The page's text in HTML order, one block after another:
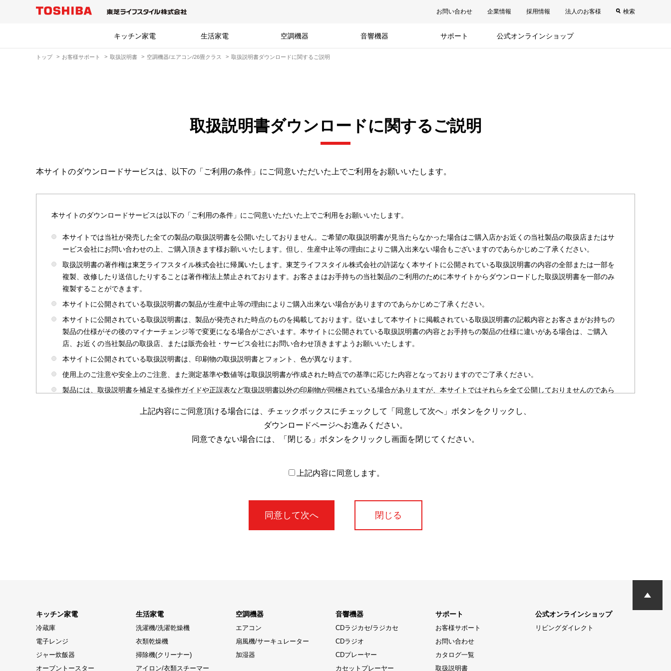
お問い合わせ 企業情報 採用情報 法人のお客様 検索
キッチン家電 生活家電 空調機器 音響機器 サポート 公式オンラインショップ
トップ お客様サポート 取扱説明書 空調機器/エアコン/26畳クラス 取扱説明書ダウンロードに関するご説明
取扱説明書ダウンロードに関するご説明
本サイトのダウンロードサービスは、以下の「ご利用の条件」にご同意いただいた上でご利用をお願いいたします。
本サイトのダウンロードサービスは以下の「ご利用の条件」にご同意いただいた上でご利用をお願いいたします。
本サイトでは当社が発売した全ての製品の取扱説明書を公開いたしておりません。ご希望の取扱説明書が見当たらなかった場合はご購入店かお近くの当社製品の取扱店またはサ
ービス会社にお問い合わせの上、ご購入頂きます様お願いいたします。但し、生産中止等の理由によりご購入出来ない場合もございますのであらかじめご了承ください。
取扱説明書の著作権は東芝ライフスタイル株式会社に帰属いたします。東芝ライフスタイル株式会社の許諾なく本サイトに公開されている取扱説明書の内容の全部または一部を
複製、改修したり送信したりすることは著作権法上禁止されております。お客さまはお手持ちの当社製品のご利用のために本サイトからダウンロードした取扱説明書を一部のみ
複製することができます。
本サイトに公開されている取扱説明書の製品が生産中止等の理由によりご購入出来ない場合がありますのであらかじめご了承ください。
本サイトに公開されている取扱説明書は、製品が発売された時点のものを掲載しております。従いまして本サイトに掲載されている取扱説明書の記載内容とお客さまがお持ちの
製品の仕様がその後のマイナーチェンジ等で変更になる場合がございます。本サイトに公開されている取扱説明書の内容とお手持ちの製品の仕様に違いがある場合は、ご購入
店、お近くの当社製品の取扱店、または販売会社・サービス会社にお問い合わせ頂きますようお願いいたします。
本サイトに公開されている取扱説明書は、印刷物の取扱説明書とフォント、色が異なります。
使用上のご注意や安全上のご注意、また測定基準や数値等は取扱説明書が作成された時点での基準に応じた内容となっておりますのでご了承ください。
製品には、取扱説明書を補足する操作ガイドや正誤表など取扱説明書以外の印刷物が同梱されている場合がありますが、本サイトではそれらを全て公開しておりませんのであら
本サイトのサービスは予告なく中止または内容を変更する場合がございますのであらかじめご了承ください。
場合がありますのであらかじめご了承ください。
上記内容にご同意頂ける場合には、チェックボックスにチェックして「同意して次へ」ボタンをクリックし、
ダウンロードページへお進みください。
同意できない場合には、「閉じる」ボタンをクリックし画面を閉じてください。
上記内容に同意します。
閉じる
キッチン家電
冷蔵庫
電子レンジ
ジャー炊飯器
オーブントースター
生活家電
洗濯機/洗濯乾燥機
衣類乾燥機
掃除機(クリーナー)
アイロン/衣類スチーマー
空調機器
エアコン
扇風機/サーキュレーター
加湿器
音響機器
CDラジカセ/ラジカセ
CDラジオ
CDプレーヤー
カセットプレーヤー
サポート
お客様サポート
お問い合わせ
カタログ一覧
取扱説明書
公式オンラインショップ
リビングダイレクト